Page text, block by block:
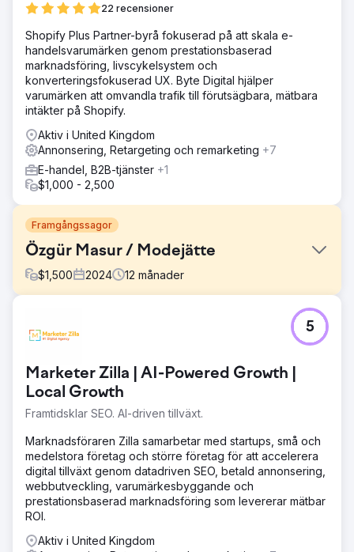
22 recensioner
Shopify Plus Partner-byrå fokuserad på att skala e-
handelsvarumärken genom prestationsbaserad
marknadsföring, livscykelsystem och
konverteringsfokuserad UX. Byte Digital hjälper
varumärken att omvandla trafik till förutsägbara, mätbara
intäkter på Shopify.
Aktiv i United Kingdom
Annonsering, Retargeting och remarketing +7
E-handel, B2B-tjänster +1
$1,000 - 2,500
Framgångssagor
Özgür Masur / Modejätte
$1,500 2024 12 månader
🎯 Vad krävdes? • Generera kvalificerad trafik och inköp
för kollektionslanseringar och säsongsrea i Turkiet •
• Etablera en kollektions-/produktbaserad datadriven
kampanjmodell (lookbook → varukorg → köp) • Uppnå
estetik bevaras
Lösning
🧭 Vad vi gjorde? (Lein-metoden) • Prestandaarkitektur:
Metaannonser + Google Shopping/Performance Max +
Shopify • Katalog- och flödesoptimering:
Variantproduktflöden (storlek/färg), dynamisk
synkronisering av aktie-pris • Funneldesign: Medvetenhet
(video/lookbook) → Övervägande (rullar, kollektionssida)
Marketer Zilla | AI-Powered Growth |
Local Growth
Framtidsklar SEO. AI-driven tillväxt.
5
Marknadsföraren Zilla samarbetar med startups, små och
medelstora företag och större företag för att accelerera
digital tillväxt genom datadriven SEO, betald annonsering,
webbutveckling, varumärkesbyggande och
prestationsbaserad marknadsföring som levererar mätbar
ROI.
Aktiv i United Kingdom